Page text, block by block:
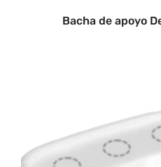
Bacha de apoyo